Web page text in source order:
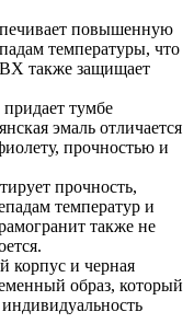
повышенную
температуры, что
также защищает
тумбе
эмаль отличается
прочностью и
прочность,
температур и
также не
корпус и черная
образ, который